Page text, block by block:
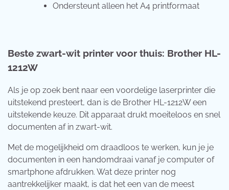
Ondersteunt alleen het A4 printformaat
Beste zwart-wit printer voor thuis: Brother HL-
1212W
Als je op zoek bent naar een voordelige laserprinter die
uitstekend presteert, dan is de Brother HL-1212W een
uitstekende keuze. Dit apparaat drukt moeiteloos en snel
documenten af in zwart-wit.
Met de mogelijkheid om draadloos te werken, kun je je
documenten in een handomdraai vanaf je computer of
smartphone afdrukken. Wat deze printer nog
aantrekkelijker maakt, is dat het een van de meest